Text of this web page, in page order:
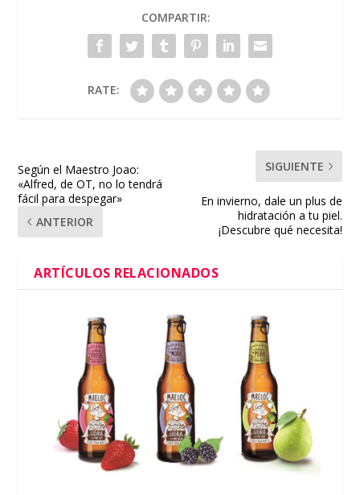
COMPARTIR:
RATE:
Según el Maestro Joao:
«Alfred, de OT, no lo tendrá
fácil para despegar»
ANTERIOR
SIGUIENTE
En invierno, dale un plus de
hidratación a tu piel.
¡Descubre qué necesita!
ARTÍCULOS RELACIONADOS